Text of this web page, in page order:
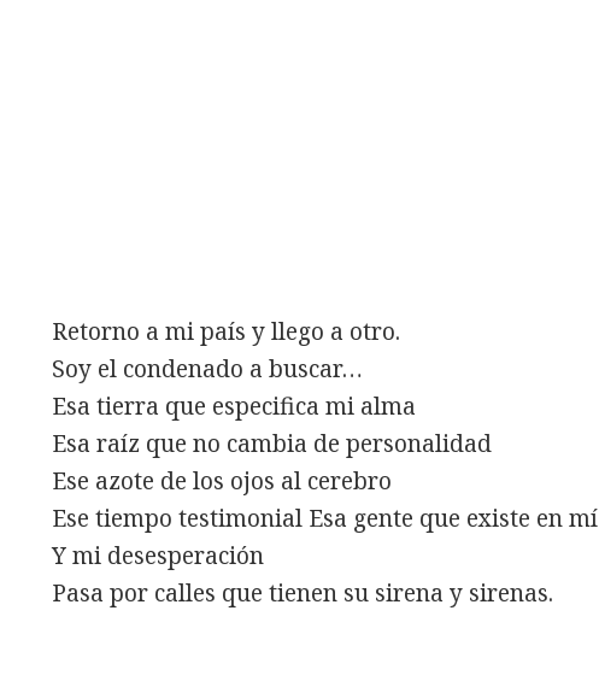
Retorno a mi país y llego a otro.
Soy el condenado a buscar…
Esa tierra que especifica mi alma
Esa raíz que no cambia de personalidad
Ese azote de los ojos al cerebro
Ese tiempo testimonial Esa gente que existe en mí
Y mi desesperación
Pasa por calles que tienen su sirena y sirenas.